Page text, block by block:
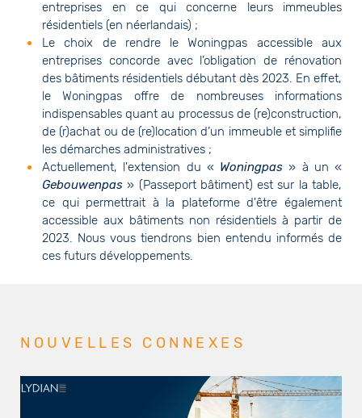
entreprises en ce qui concerne leurs immeubles
résidentiels (en néerlandais) ;
Le choix de rendre le Woningpas accessible aux
entreprises concorde avec l’obligation de rénovation
des bâtiments résidentiels débutant dès 2023. En effet,
le Woningpas offre de nombreuses informations
indispensables quant au processus de (re)construction,
de (r)achat ou de (re)location d’un immeuble et simplifie
les démarches administratives ;
Actuellement, l'extension du « Woningpas » à un «
Gebouwenpas » (Passeport bâtiment) est sur la table,
ce qui permettrait à la plateforme d'être également
accessible aux bâtiments non résidentiels à partir de
2023. Nous vous tiendrons bien entendu informés de
ces futurs développements.
NOUVELLES CONNEXES